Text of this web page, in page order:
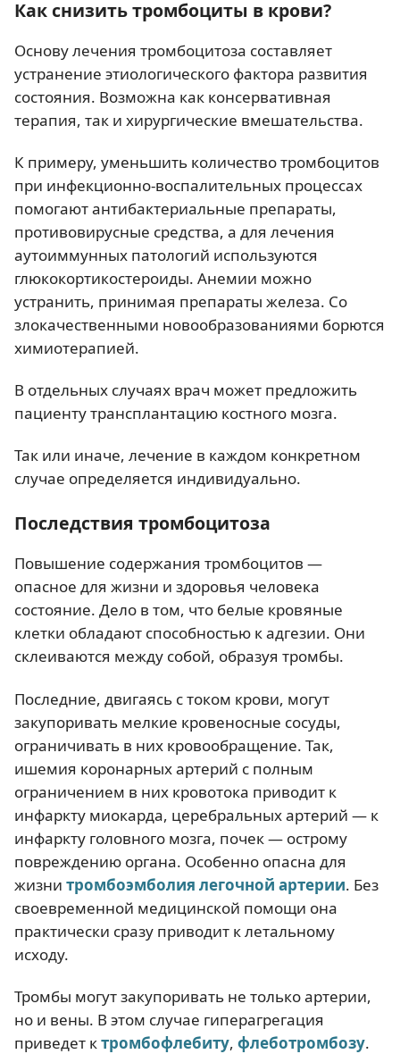
Как снизить тромбоциты в крови?
Основу лечения тромбоцитоза составляет
устранение этиологического фактора развития
состояния. Возможна как консервативная
терапия, так и хирургические вмешательства.
К примеру, уменьшить количество тромбоцитов
при инфекционно-воспалительных процессах
помогают антибактериальные препараты,
противовирусные средства, а для лечения
аутоиммунных патологий используются
глюкокортикостероиды. Анемии можно
устранить, принимая препараты железа. Со
злокачественными новообразованиями борются
химиотерапией.
В отдельных случаях врач может предложить
пациенту трансплантацию костного мозга.
Так или иначе, лечение в каждом конкретном
случае определяется индивидуально.
Последствия тромбоцитоза
Повышение содержания тромбоцитов —
опасное для жизни и здоровья человека
состояние. Дело в том, что белые кровяные
клетки обладают способностью к адгезии. Они
склеиваются между собой, образуя тромбы.
Последние, двигаясь с током крови, могут
закупоривать мелкие кровеносные сосуды,
ограничивать в них кровообращение. Так,
ишемия коронарных артерий с полным
ограничением в них кровотока приводит к
инфаркту миокарда, церебральных артерий — к
инфаркту головного мозга, почек — острому
повреждению органа. Особенно опасна для
жизни тромбоэмболия легочной артерии. Без
своевременной медицинской помощи она
практически сразу приводит к летальному
исходу.
Тромбы могут закупоривать не только артерии,
но и вены. В этом случае гиперагрегация
приведет ктромбофлебиту, флеботромбозу.